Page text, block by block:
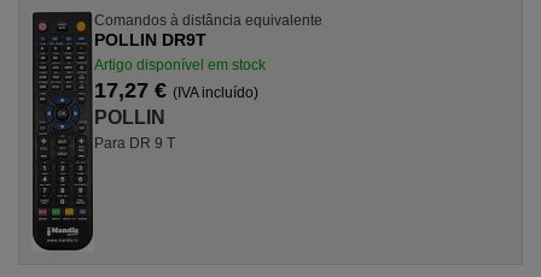
Comandos à distância equivalente
POLLIN DR9T
Artigo disponível em stock
17,27 € (IVA incluído)
POLLIN
Para DR 9 T